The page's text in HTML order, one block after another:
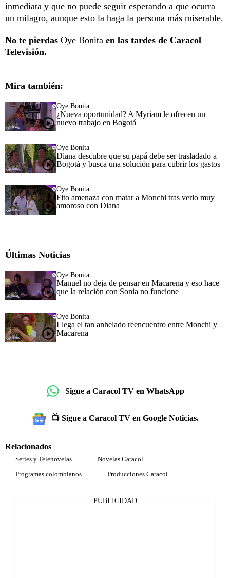
inmediata y que no puede seguir esperando a que ocurra
un milagro, aunque esto la haga la persona más miserable.
No te pierdas Oye Bonita en las tardes de Caracol
Televisión.
Mira también:
Oye Bonita
¿Nueva oportunidad? A Myriam le ofrecen un
nuevo trabajo en Bogotá
Oye Bonita
Diana descubre que su papá debe ser trasladado a
Bogotá y busca una solución para cubrir los gastos
Oye Bonita
Fito amenaza con matar a Monchi tras verlo muy
amoroso con Diana
Últimas Noticias
Oye Bonita
Manuel no deja de pensar en Macarena y eso hace
que la relación con Sonia no funcione
Oye Bonita
Llega el tan anhelado reencuentro entre Monchi y
Macarena
Sigue a Caracol TV en WhatsApp
📺 Sigue a Caracol TV en Google Noticias.
Relacionados
Series y Telenovelas
Novelas Caracol
Programas colombianos
Producciones Caracol
PUBLICIDAD